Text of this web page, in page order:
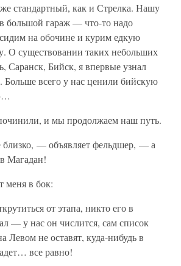
стандартный, как и Стрелка. Нашу
большой гараж — что-то надо
на обочине и курим едкую
О существовании таких небольших
Саранск, Бийск, я впервые узнал
Больше всего у нас ценили бийскую
и мы продолжаем наш путь.
— объявляет фельдшер, — а
Магадан!
меня в бок:
от этапа, никто его в
— у нас он числится, сам список
Левом не оставят, куда-нибудь в
все равно!